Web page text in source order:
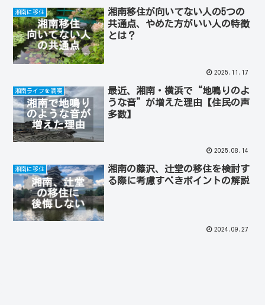
湘南に移住
湘南移住が向いてない人の5つの
共通点、やめた方がいい人の特徴
とは？
2025.11.17
湘南ライフを満喫
最近、湘南・横浜で“地鳴りのよ
うな音”が増えた理由【住民の声
多数】
2025.08.14
湘南に移住
湘南の藤沢、辻堂の移住を検討す
る際に考慮すべきポイントの解説
2024.09.27